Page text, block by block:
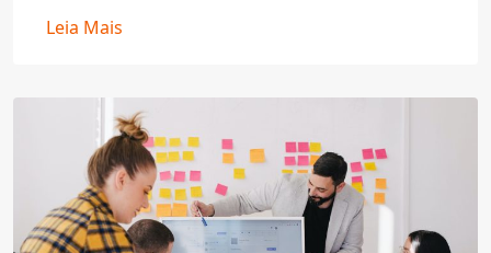
Leia Mais